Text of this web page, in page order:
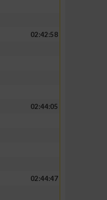
02:42:58
02:44:05
02:44:47